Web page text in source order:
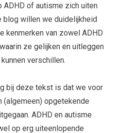
ADHD of autisme zich uiten
blog willen we duidelijkheid
kenmerken van zowel ADHD
ze gelijken en uitleggen
verschillen.
bij deze tekst is dat we voor
(algemeen) opgetekende
ADHD en autisme
op erg uiteenlopende